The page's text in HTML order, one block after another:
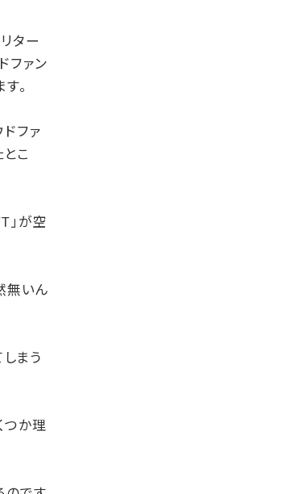
ター
ファン
。
ファ
こ
」が空
無いん
まう
つか理